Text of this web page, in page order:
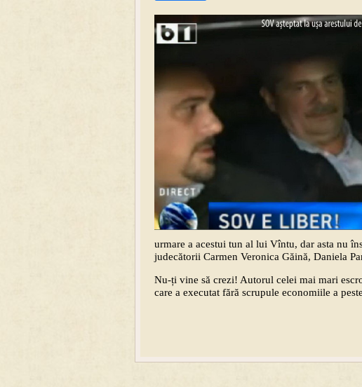
urmare a acestui tun al lui Vîntu, dar asta nu
judecătorii Carmen Veronica Găină, Daniela
Nu-ți vine să crezi! Autorul celei mai mari
care a executat fără scrupule economiile a